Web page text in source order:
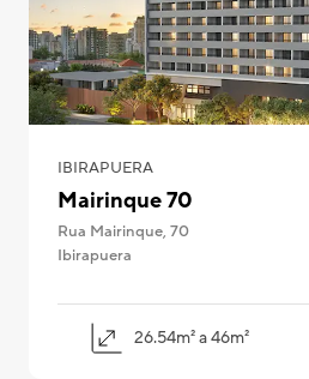
IBIRAPUERA
Mairinque 70
Rua Mairinque, 70
Ibirapuera
26.54m² a 46m²